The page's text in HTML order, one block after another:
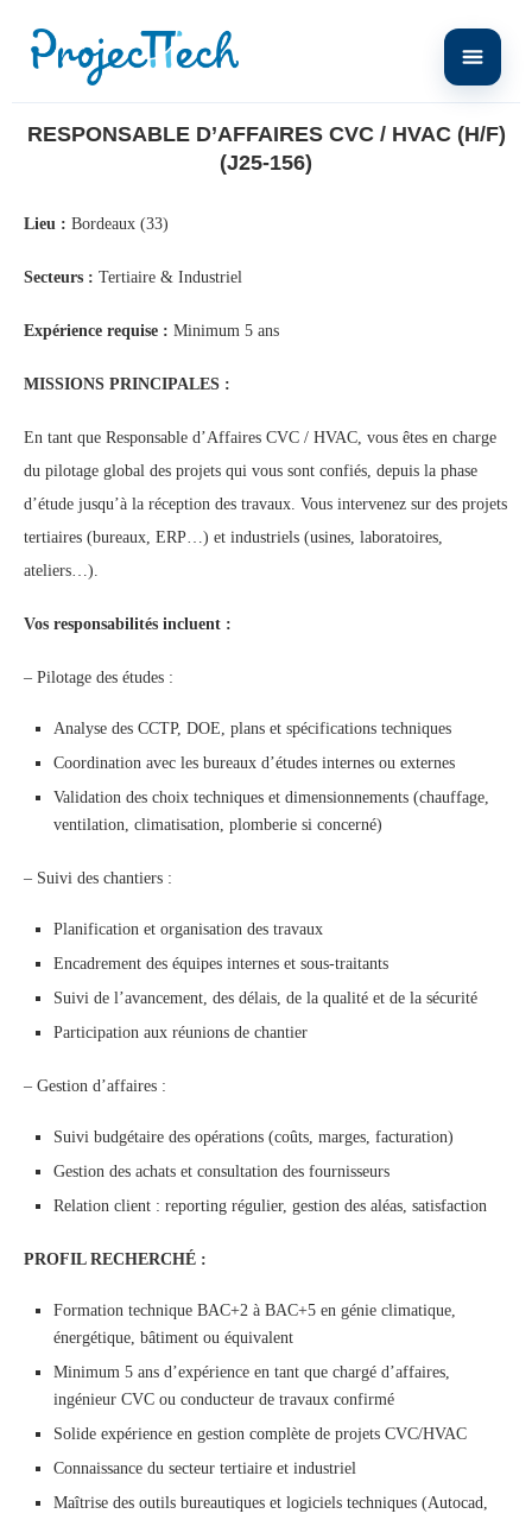
RESPONSABLE D’AFFAIRES CVC / HVAC (H/F) (J25-156)
RESPONSABLE D’AFFAIRES CVC / HVAC (H/F)
(J25-156)
Lieu : Bordeaux (33)
Secteurs : Tertiaire & Industriel
Expérience requise : Minimum 5 ans
MISSIONS PRINCIPALES :
En tant que Responsable d’Affaires CVC / HVAC, vous êtes en charge
du pilotage global des projets qui vous sont confiés, depuis la phase
d’étude jusqu’à la réception des travaux. Vous intervenez sur des projets
tertiaires (bureaux, ERP…) et industriels (usines, laboratoires,
ateliers…).
Vos responsabilités incluent :
– Pilotage des études :
Analyse des CCTP, DOE, plans et spécifications techniques
Coordination avec les bureaux d’études internes ou externes
Validation des choix techniques et dimensionnements (chauffage,
ventilation, climatisation, plomberie si concerné)
– Suivi des chantiers :
Planification et organisation des travaux
Encadrement des équipes internes et sous-traitants
Suivi de l’avancement, des délais, de la qualité et de la sécurité
Participation aux réunions de chantier
– Gestion d’affaires :
Suivi budgétaire des opérations (coûts, marges, facturation)
Gestion des achats et consultation des fournisseurs
Relation client : reporting régulier, gestion des aléas, satisfaction
PROFIL RECHERCHÉ :
Formation technique BAC+2 à BAC+5 en génie climatique,
énergétique, bâtiment ou équivalent
Minimum 5 ans d’expérience en tant que chargé d’affaires,
ingénieur CVC ou conducteur de travaux confirmé
Solide expérience en gestion complète de projets CVC/HVAC
Connaissance du secteur tertiaire et industriel
Maîtrise des outils bureautiques et logiciels techniques (Autocad,